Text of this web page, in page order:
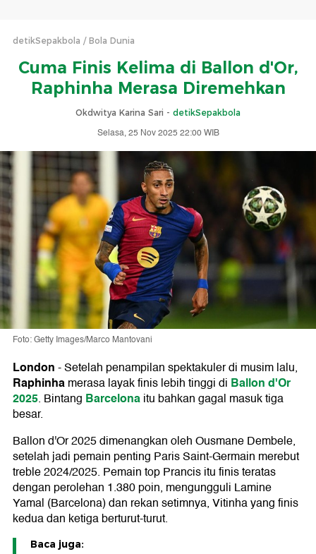
detikSepakbola Bola Dunia
Cuma Finis Kelima di Ballon d'Or,
Raphinha Merasa Diremehkan
Okdwitya Karina Sari - detikSepakbola
Selasa, 25 Nov 2025 22:00 WIB
Foto: Getty Images/Marco Mantovani
London-Setelah penampilan spektakuler di musim lalu,
Raphinhamerasa layak finis lebih tinggi di Ballon d'Or
2025. Bintang Barcelonaitu bahkan gagal masuk tiga
besar.
Ballon d'Or 2025 dimenangkan oleh Ousmane Dembele,
setelah jadi pemain penting Paris Saint-Germain merebut
treble 2024/2025. Pemain top Prancis itu finis teratas
dengan perolehan 1.380 poin, mengungguli Lamine
Yamal (Barcelona) dan rekan setimnya, Vitinha yang finis
kedua dan ketiga berturut-turut.
Baca juga: